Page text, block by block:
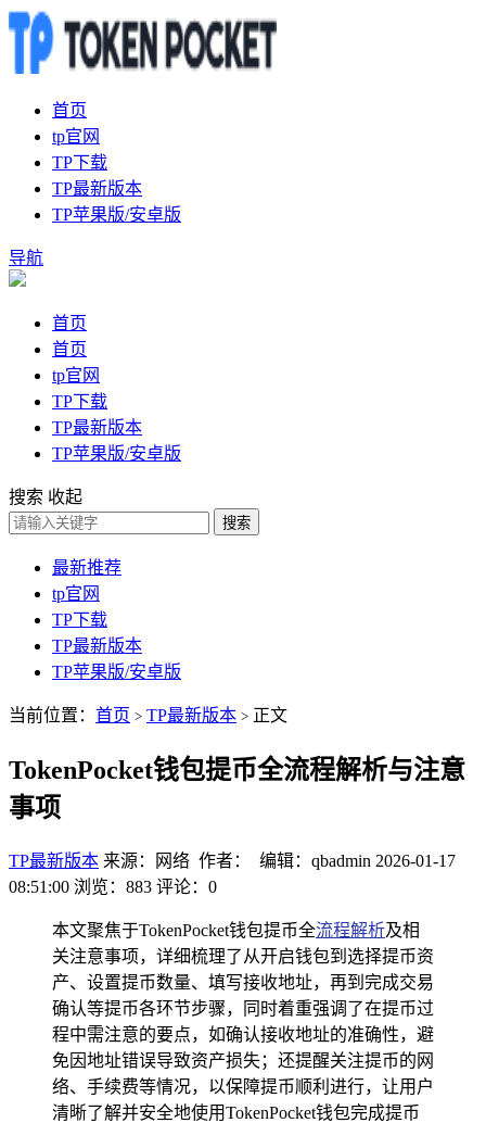
首页
tp官网
TP下载
TP最新版本
TP苹果版/安卓版
导航
首页
首页
tp官网
TP下载
TP最新版本
TP苹果版/安卓版
搜索 收起
搜索
最新推荐
tp官网
TP下载
TP最新版本
TP苹果版/安卓版
当前位置： 首页 > TP最新版本 > 正文
TokenPocket钱包提币全流程解析与注意
事项
TP最新版本 来源：网络 作者： 编辑：qbadmin 2026-01-17
08:51:00 浏览：883 评论：0
本文聚焦于TokenPocket钱包提币全流程解析及相
关注意事项，详细梳理了从开启钱包到选择提币资
产、设置提币数量、填写接收地址，再到完成交易
确认等提币各环节步骤，同时着重强调了在提币过
程中需注意的要点，如确认接收地址的准确性，避
免因地址错误导致资产损失；还提醒关注提币的网
络、手续费等情况，以保障提币顺利进行，让用户
清晰了解并安全地使用TokenPocket钱包完成提币